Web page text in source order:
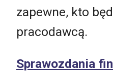
zapewne, kto
pracodawcą.
Sprawozdania